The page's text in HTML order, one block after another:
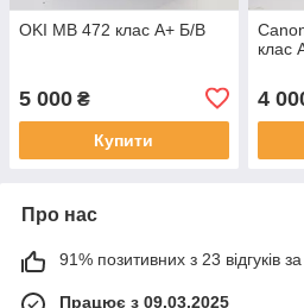
OKI MB 472 клас A+ Б/В
5 000 ₴
Купити
клас
4
Про нас
91% позитивних з 23 відгуків за
Працює з 09.03.2025